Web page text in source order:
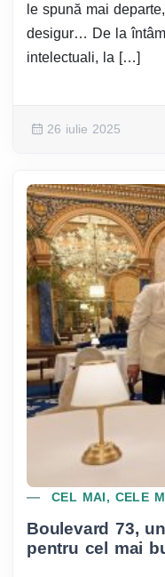
le spună mai
desigur… De la
intelectuali, la […]
26 iulie 2025
CEL MAI, CELE
Boulevard 73,
pentru cel mai